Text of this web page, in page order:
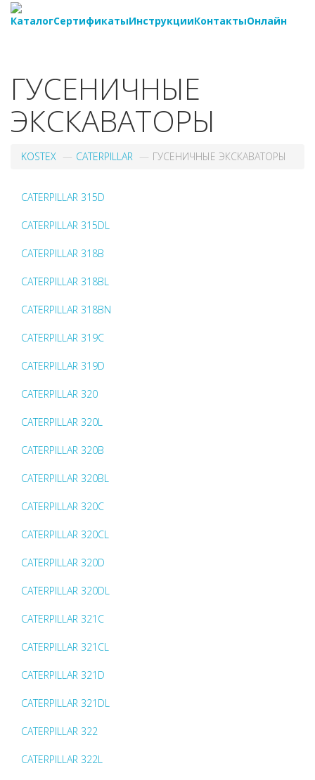
КаталогСертификатыИнструкцииКонтактыОнлайн
ГУСЕНИЧНЫЕ
ЭКСКАВАТОРЫ
KOSTEX CATERPILLAR ГУСЕНИЧНЫЕ ЭКСКАВАТОРЫ
CATERPILLAR 315D
CATERPILLAR 315DL
CATERPILLAR 318B
CATERPILLAR 318BL
CATERPILLAR 318BN
CATERPILLAR 319C
CATERPILLAR 319D
CATERPILLAR 320
CATERPILLAR 320L
CATERPILLAR 320B
CATERPILLAR 320BL
CATERPILLAR 320C
CATERPILLAR 320CL
CATERPILLAR 320D
CATERPILLAR 320DL
CATERPILLAR 321C
CATERPILLAR 321CL
CATERPILLAR 321D
CATERPILLAR 321DL
CATERPILLAR 322
CATERPILLAR 322L